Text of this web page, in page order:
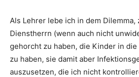
Als Lehrer lebe ich in dem Dilemma,
Dienstherrn (wenn auch nicht
gehorcht zu haben, die Kinder in
zu haben, sie damit aber
auszusetzen, die ich nicht